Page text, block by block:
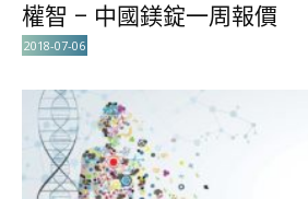
權智 – 中國鎂錠一周報價
2018-07-06